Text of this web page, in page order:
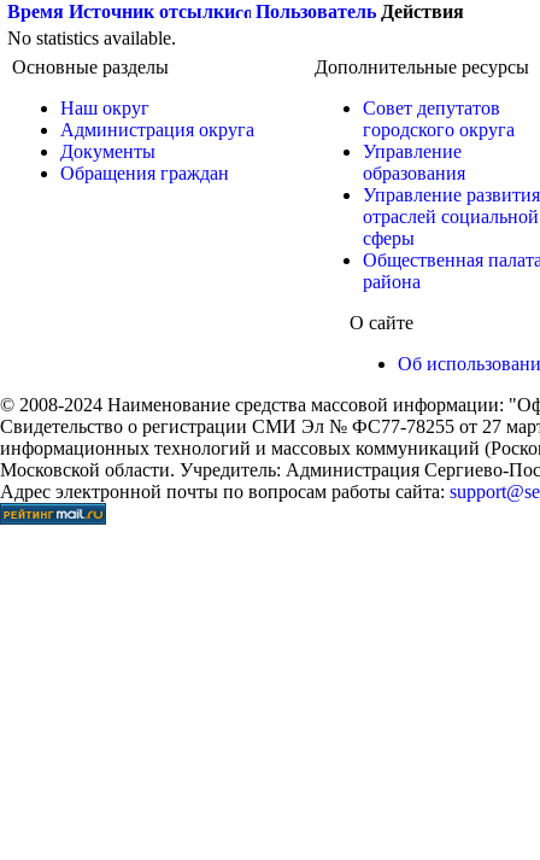
Время Источник отсылки Пользователь Действия
No statistics available.
Основные разделы
Наш округ
Администрация округа
Документы
Обращения граждан
Дополнительные ресурсы
Совет депутатов
городского округа
Управление
образования
Управление развития
отраслей социальной
сферы
Общественная
района
О сайте
Об
© 2008-2024 Наименование средства массовой информации:
Свидетельство о регистрации СМИ Эл № ФС77-78255 от 27
информационных технологий и массовых коммуникаций
Московской области. Учредитель: Администрация Сергиево-
Адрес электронной почты по вопросам работы сайта: